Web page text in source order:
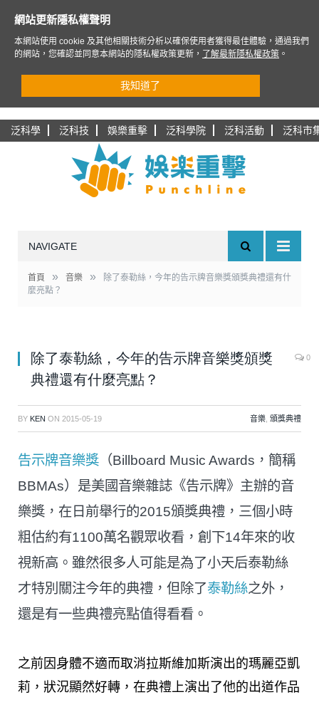
泛科學 泛科技 娛樂重擊 泛科學院 泛科活動 泛科市
NAVIGATE
首頁 » 音樂 »
除了泰勒絲，今年的告示牌音樂獎頒獎典禮還有什
麼亮點？
除了泰勒絲，今年的告示牌音樂獎頒獎
典禮還有什麼亮點？
0
BY KEN ON 2015-05-19 音樂 頒獎典禮
告示牌音樂獎 （Billboard Music Awards，簡稱
BBMAs）是美國音樂雜誌《告示牌》主辦的音
樂獎，在日前舉行的2015頒獎典禮，三個小時
粗估約有1100萬名觀眾收看，創下14年來的收
視新高。雖然很多人可能是為了小天后泰勒絲
才特別關注今年的典禮，但除了泰勒絲之外，
還是有一些典禮亮點值得看看。
之前因身體不適而取消拉斯維加斯演出的瑪麗亞凱
莉，狀況顯然好轉，在典禮上演出了他的出道作品
網站更新隱私權聲明
本網站使用 cookie 及其他相關技術分析以確保使用者獲得最佳體驗，通過我們
的網站，您確認並同意本網站的隱私權政策更新，
了解最新隱私權政策 。
我知道了